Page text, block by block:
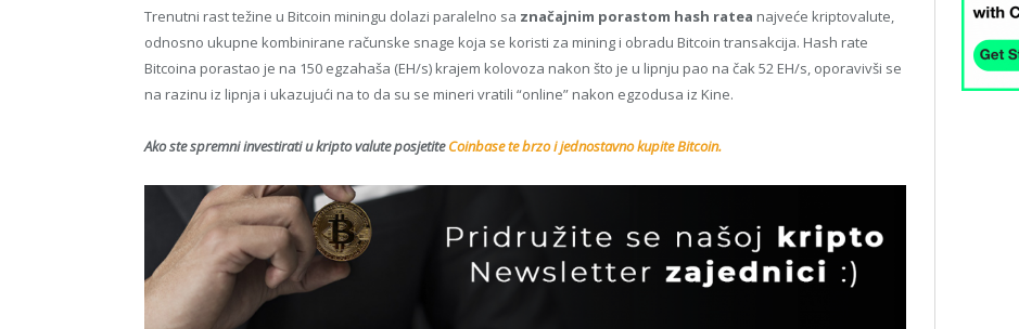
Trenutni rast težine u Bitcoin miningu dolazi paralelno sa značajnim porastom hash ratea najveće kriptovalute,
odnosno ukupne kombinirane računske snage koja se koristi za mining i obradu Bitcoin transakcija. Hash rate
Bitcoina porastao je na 150 egzahaša (EH/s) krajem kolovoza nakon što je u lipnju pao na čak 52 EH/s, oporavivši se
na razinu iz lipnja i ukazujući na to da su se mineri vratili “online” nakon egzodusa iz Kine.
Ako ste spremni investirati u kripto valute posjetiteCoinbase te brzo i jednostavno kupite Bitcoin.